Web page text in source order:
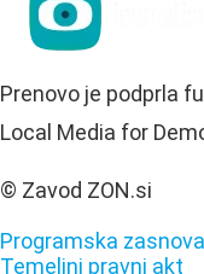
Prenovo je podprla
Local Media for
© Zavod ZON.si
Programska
Temeljni pravni akt